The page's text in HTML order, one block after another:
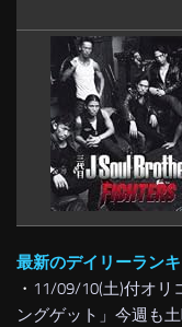
最新のデイリーラン
・ 11/09/10(土)付オリ
ングゲット」今週も